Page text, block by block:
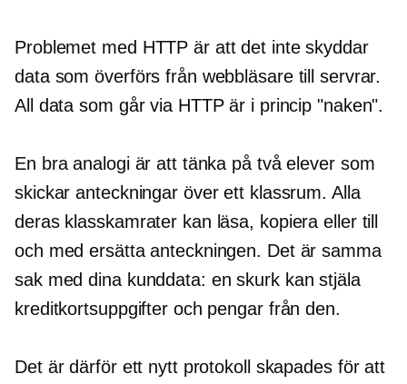
Problemet med HTTP är att det inte skyddar
data som överförs från webbläsare till servrar.
All data som går via HTTP är i princip "naken".
En bra analogi är att tänka på två elever som
skickar anteckningar över ett klassrum. Alla
deras klasskamrater kan läsa, kopiera eller till
och med ersätta anteckningen. Det är samma
sak med dina kunddata: en skurk kan stjäla
kreditkortsuppgifter och pengar från den.
Det är därför ett nytt protokoll skapades för att